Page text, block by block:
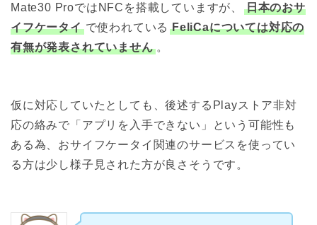
Mate30 ProではNFCを搭載していますが、
日本のおサ
イフケータイ で使われている FeliCaについては対応の
有無が発表されていません 。
仮に対応していたとしても、後述するPlayストア非対
応の絡みで「アプリを入手できない」という可能性も
ある為、おサイフケータイ関連のサービスを使ってい
る方は少し様子見された方が良さそうです。